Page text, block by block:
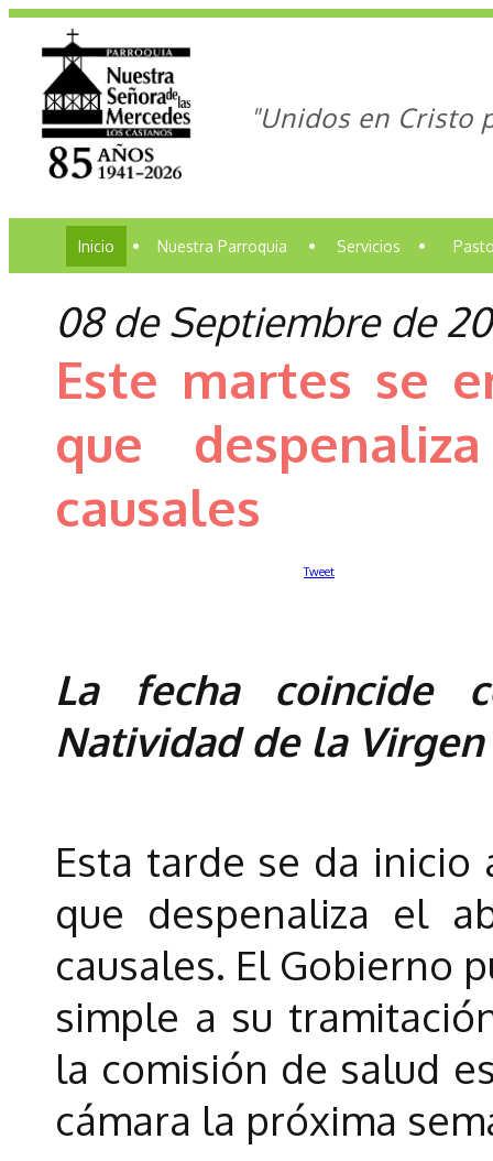
"Unidos en Cristo
Inicio • Nuestra Parroquia • Servicios •
08 de Septiembre de
Este martes se
que
causales
Tweet
La fecha coincide
Natividad de la
Esta tarde se da inicio
que despenaliza el
causales. El Gobierno
simple a su
la comisión de salud
cámara la próxima